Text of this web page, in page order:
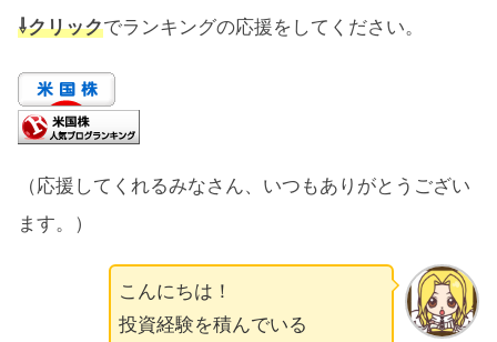
⇩クリックでランキングの応援をしてください。
（応援してくれるみなさん、いつもありがとうござい
ます。）
こんにちは！
投資経験を積んでいる